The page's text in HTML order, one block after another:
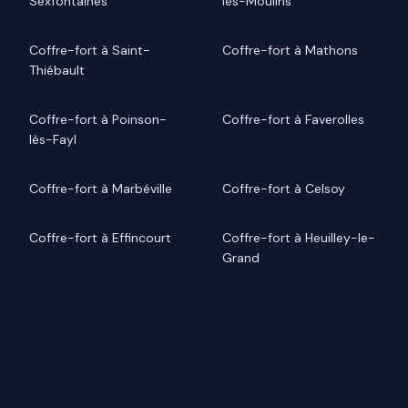
Coffre-fort à Saint-
Thiébault
Coffre-fort à Mathons
Coffre-fort à Poinson-
lès-Fayl
Coffre-fort à Faverolles
Coffre-fort à Marbéville Coffre-fort à Celsoy
Coffre-fort à Effincourt
Coffre-fort à Heuilley-le-
Grand